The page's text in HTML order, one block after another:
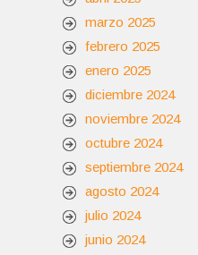
marzo 2025
febrero 2025
enero 2025
diciembre 2024
noviembre 2024
octubre 2024
septiembre 2024
agosto 2024
julio 2024
junio 2024